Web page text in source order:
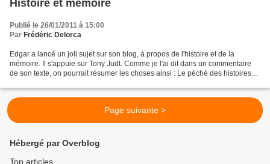
Histoire et mémoire
Publié le 26/01/2011 à 15:00
Par Frédéric Delorca
Edgar a lancé un joli sujet sur son blog, à propos de l'histoire et de la
mémoire. Il s'appuie sur Tony Judt. Comme je l'ai dit dans un commentaire
de son texte, on pourrait résumer les choses ainsi : Le péché des histoires
Page suivante >
Hébergé par Overblog
Top articles